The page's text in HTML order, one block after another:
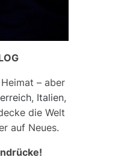
– aber
, Italien,
die Welt
auf Neues.